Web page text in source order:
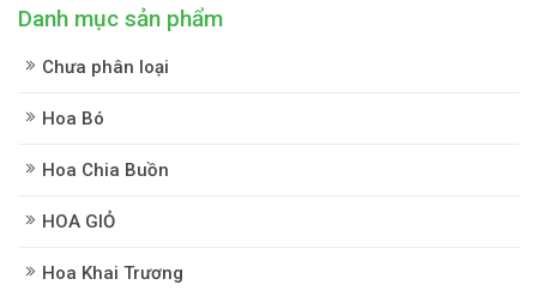
Danh mục sản phẩm
Chưa phân loại
Hoa Bó
Hoa Chia Buồn
HOA GIỎ
Hoa Khai Trương